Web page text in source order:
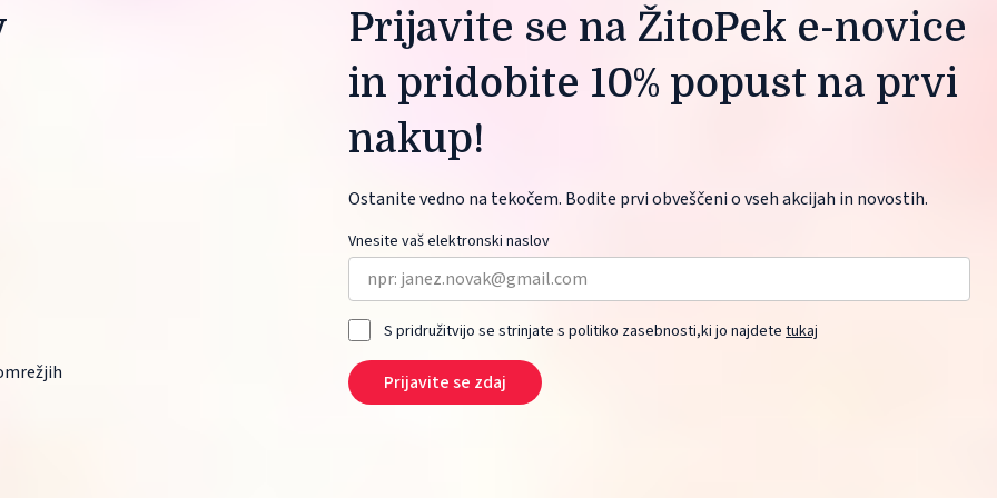
Prijavite se na ŽitoPek e-novice
in pridobite 10% popust na prvi
nakup!
Ostanite vedno na tekočem. Bodite prvi obveščeni o vseh akcijah in novostih.
Vnesite vaš elektronski naslov
S pridružitvijo se strinjate s politiko zasebnosti,ki jo najdetetukaj
Prijavite se zdaj